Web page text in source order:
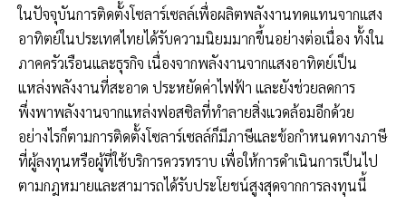
ในปัจจุบันการติดตั้งโซลาร์เซลล์เพื่อผลิตพลังงานทดแทนจากแสง
อาทิตย์ในประเทศไทยได้รับความนิยมมากขึ้นอย่างต่อเนื่อง ทั้งใน
ภาคครัวเรือนและธุรกิจ เนื่องจากพลังงานจากแสงอาทิตย์เป็น
แหล่งพลังงานที่สะอาด ประหยัดค่าไฟฟ้า และยังช่วยลดการ
พึ่งพาพลังงานจากแหล่งฟอสซิลที่ทำลายสิ่งแวดล้อมอีกด้วย
อย่างไรก็ตามการติดตั้งโซลาร์เซลล์ก็มีภาษีและข้อกำหนดทางภาษี
ที่ผู้ลงทุนหรือผู้ที่ใช้บริการควรทราบ เพื่อให้การดำเนินการเป็นไป
ตามกฎหมายและสามารถได้รับประโยชน์สูงสุดจากการลงทุนนี้